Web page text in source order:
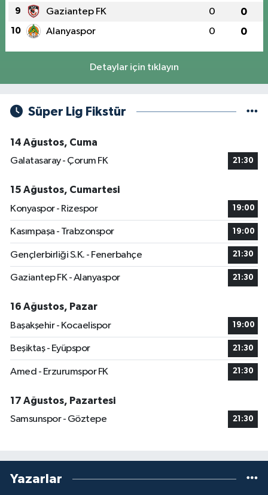
9 Gaziantep FK 0 0
10 Alanyaspor 0 0
Detaylar için tıklayın
Süper Lig Fikstür
14 Ağustos, Cuma
Galatasaray - Çorum FK
21:30
15 Ağustos, Cumartesi
Konyaspor - Rizespor
19:00
Kasımpaşa - Trabzonspor 19:00
Gençlerbirliği S.K. - Fenerbahçe 21:30
Gaziantep FK - Alanyaspor 21:30
16 Ağustos, Pazar
Başakşehir - Kocaelispor
19:00
Beşiktaş - Eyüpspor 21:30
Amed - Erzurumspor FK 21:30
17 Ağustos, Pazartesi
Samsunspor - Göztepe
21:30
Yazarlar